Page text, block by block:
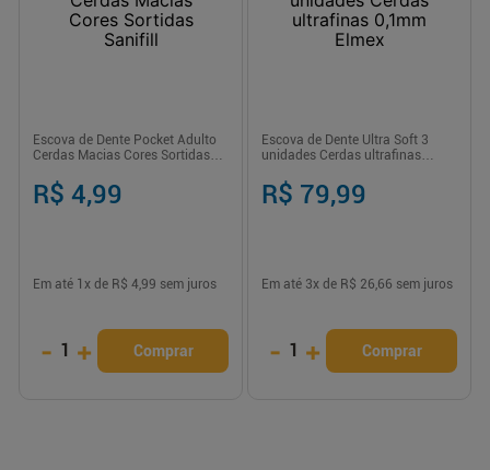
Escova de Dente Pocket Adulto
Cerdas Macias Cores Sortidas
R$ 4,99
Em até 1 x de R$ 4,99 sem juros
- 1 + Comprar
Escova de Dente Ultra Soft 3
unidades Cerdas ultrafinas
R$ 79,99
Em até 3x de R$ 26,66 sem juros
- 1 + Comprar